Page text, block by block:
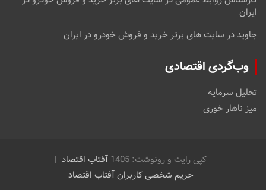
ایران
جاویددرسایت های برتر خرید و فروش خودرو در ایران
وب‌گردی اقتصادی
تحلیل سرمایه
میز ناهار خوری
کپی رایت و رونوشت: 1405
آفتاب اقتصاد
حریم شخصی کاربران آفتاب اقتصاد